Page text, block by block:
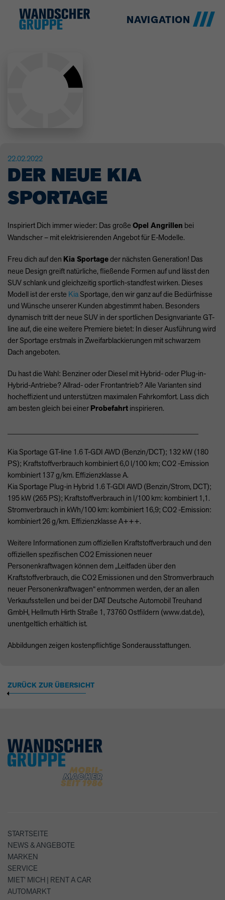
NAVIGATION
22.02.2022
DER NEUE KIA
SPORTAGE
Inspiriert Dich immer wieder: Das große Opel Angrillen bei
Wandscher – mit elektrisierenden Angebot für E-Modelle.
Freu dich auf den Kia Sportageder nächsten Generation! Das
neue Design greift natürliche, fließende Formen auf und lässt den
SUVschlank und gleichzeitig sportlich-standfest wirken. Dieses
Modell ist der erste KiaSportage, den wir ganz auf die Bedürfnisse
und Wünsche unserer Kunden abgestimmt haben. Besonders
dynamisch tritt der neue SUV in der sportlichen Designvariante GT-
line auf, die eine weitere Premiere bietet: In dieser Ausführung wird
der Sportage erstmals in Zweifarblackierungen mit schwarzem
Dach angeboten.
Du hast die Wahl: Benziner oder Diesel mit Hybrid- oder Plug-in-
Hybrid-Antriebe? Allrad- oder Frontantrieb? Alle Varianten sind
hocheffizient und unterstützen maximalen Fahrkomfort. Lass dich
am besten gleich bei einer Probefahrt inspirieren.
Kia Sportage GT-line 1.6 T-GDI AWD (Benzin/DCT); 132 kW (180
PS); Kraftstoffverbrauch kombiniert 6,0 l/100 km; CO2 -Emission
kombiniert 137 g/km. Effizienzklasse A.
Kia Sportage Plug-in Hybrid 1.6 T-GDI AWD (Benzin/Strom, DCT);
195 kW (265 PS); Kraftstoffverbrauch in l/100 km: kombiniert 1,1.
Stromverbrauch in kWh/100 km: kombiniert 16,9; CO2 -Emission:
kombiniert 26 g/km. Effizienzklasse A+++.
Weitere Informationen zum offiziellen Kraftstoffverbrauch und den
offiziellen spezifischen CO2 Emissionen neuer
Personenkraftwagen können dem „Leitfaden über den
Kraftstoffverbrauch, die CO2 Emissionen und den Stromverbrauch
neuer Personenkraftwagen“ entnommen werden, der an allen
Verkaufsstellen und bei der DAT Deutsche Automobil Treuhand
GmbH, Hellmuth Hirth Straße 1, 73760 Ostfildern (www.dat.de),
unentgeltlich erhältlich ist.
Abbildungen zeigen kostenpflichtige Sonderausstattungen.
ZURÜCK ZUR ÜBERSICHT
STARTSEITE
NEWS & ANGEBOTE
MARKEN
SERVICE
MIET' MICH | RENT A CAR
AUTOMARKT